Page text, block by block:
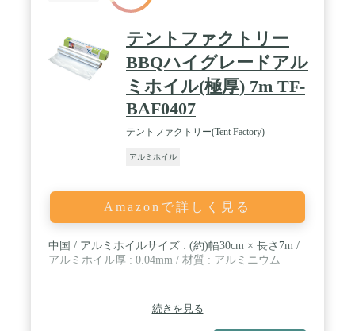
テントファクトリー
BBQハイグレードアル
ミホイル(極厚) 7m TF-
BAF0407
テントファクトリー(Tent Factory)
アルミホイル
Amazonで詳しく見る
中国 / アルミホイルサイズ : (約)幅30cm × 長さ7m /
アルミホイル厚 : 0.04mm / 材質 : アルミニウム
続きを見る